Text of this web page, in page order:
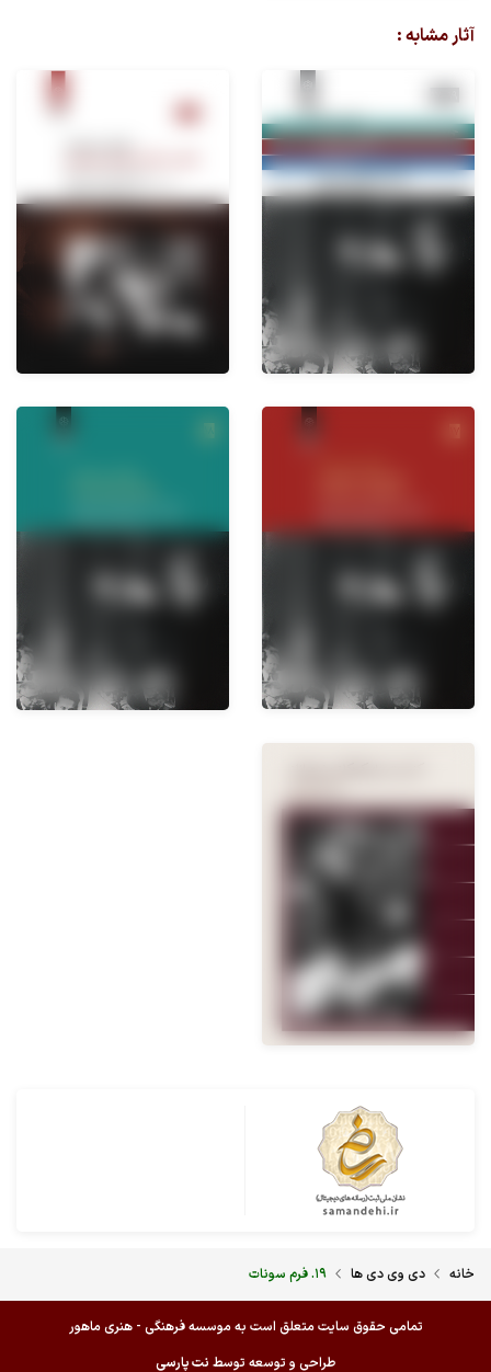
آثار مشابه :
خانه دی وی دی ها ۱۹. فرم سونات
تمامی حقوق سایت متعلق است به موسسه فرهنگی - هنری ماهور
طراحی و توسعه توسط نت پارسی